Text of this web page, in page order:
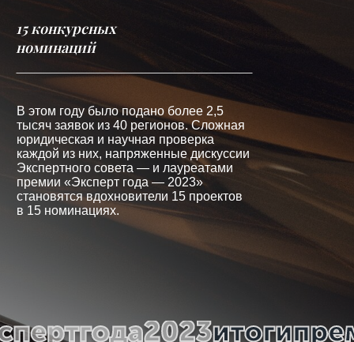
В этом году было подано более 2,5
тысяч заявок из 40 регионов. Сложная
юридическая и научная проверка
каждой из них, напряженные дискуссии
Экспертного совета — и лауреатами
премии «Эксперт года — 2023»
становятся вдохновители 15 проектов
в 15 номинациях.
15 конкурсных
номинаций